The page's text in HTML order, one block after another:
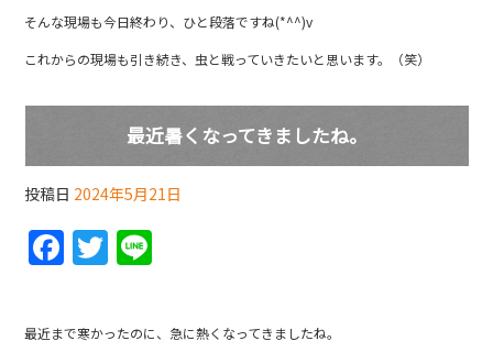
そんな現場も今日終わり、ひと段落ですね(*^^)v
これからの現場も引き続き、虫と戦っていきたいと思います。（笑）
最近暑くなってきましたね。
投稿日 2024年5月21日
F
a
c
T
w
itt e
最近まで寒かったのに、急に熱くなってきましたね。